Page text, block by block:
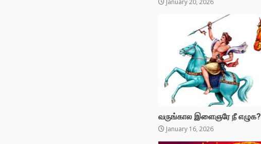
வருங்கால இளைஞரே நீ எழுக?
January 16, 2026